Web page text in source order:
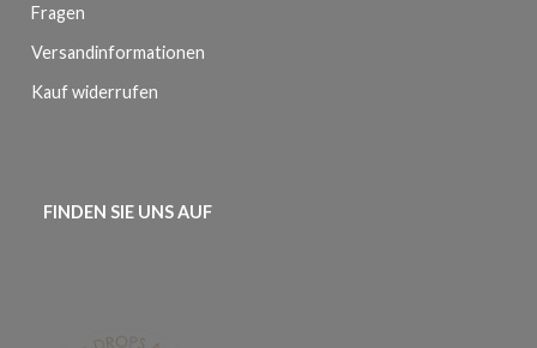
Fragen
Versandinformationen
Kauf widerrufen
FINDEN SIE UNS AUF